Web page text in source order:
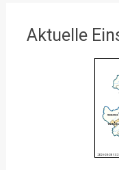
Aktuelle